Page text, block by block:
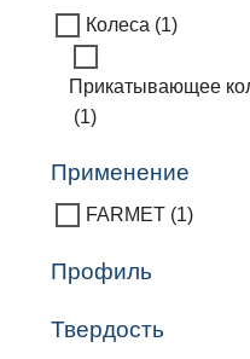
Колеса (1)
Прикатывающее
(1)
Применение
FARMET(1)
Профиль
Твердость